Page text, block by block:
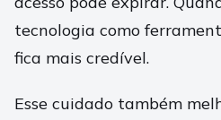
tecnologia como
fica mais credível.
Esse cuidado também